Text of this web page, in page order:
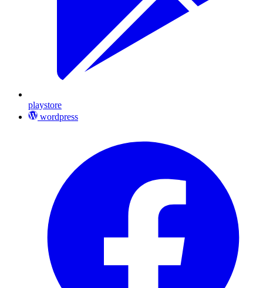
playstore
wordpress